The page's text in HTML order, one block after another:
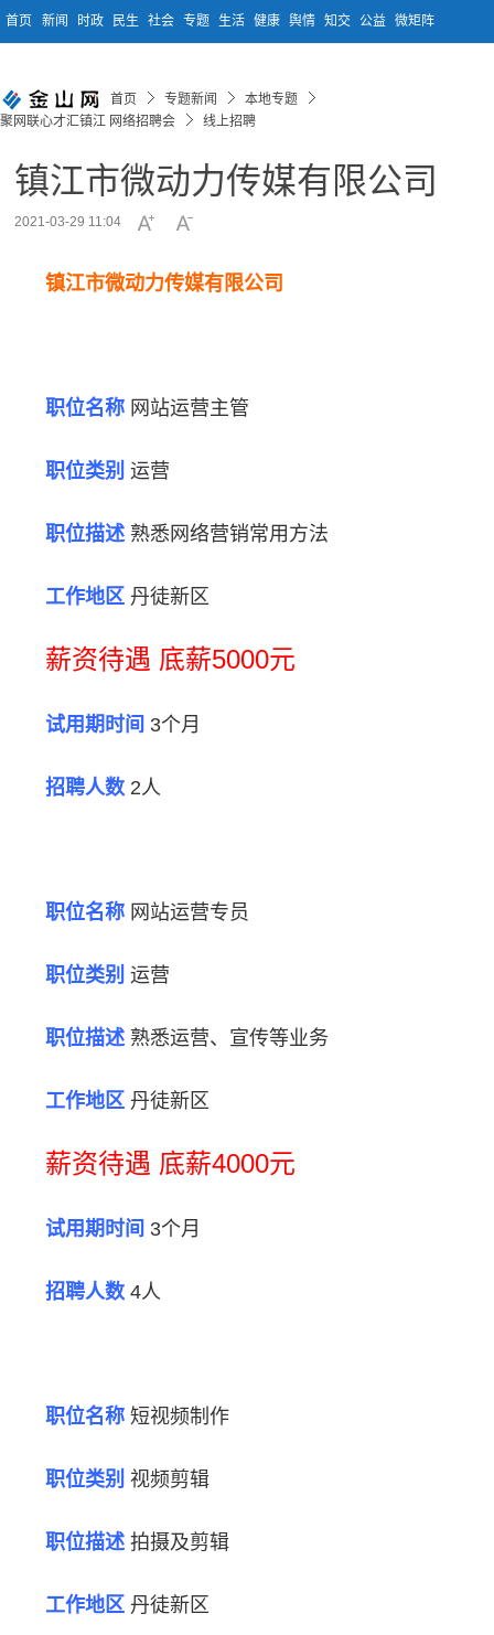
首页 新闻 时政 民生 社会 专题 生活 健康 舆情 知交 公益 微矩阵
首页 专题新闻
本地专题
聚网联心才汇镇江 网络招聘会
线上招聘
镇江市微动力传媒有限公司
2021-03-29 11:04
镇江市微动力传媒有限公司
职位名称 网站运营主管
职位类别 运营
职位描述 熟悉网络营销常用方法
工作地区 丹徒新区
薪资待遇 底薪5000元
试用期时间 3个月
招聘人数 2人
职位名称 网站运营专员
职位类别 运营
职位描述 熟悉运营、宣传等业务
工作地区 丹徒新区
薪资待遇 底薪4000元
试用期时间 3个月
招聘人数 4人
职位名称 短视频制作
职位类别 视频剪辑
职位描述 拍摄及剪辑
工作地区 丹徒新区